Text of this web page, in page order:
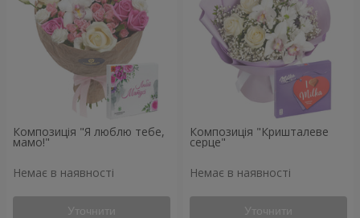
Композиція "Я люблю тебе,
мамо!"
Немає в наявності
Уточнити
Композиція "Кришталеве
серце"
Немає в наявності
Уточнити